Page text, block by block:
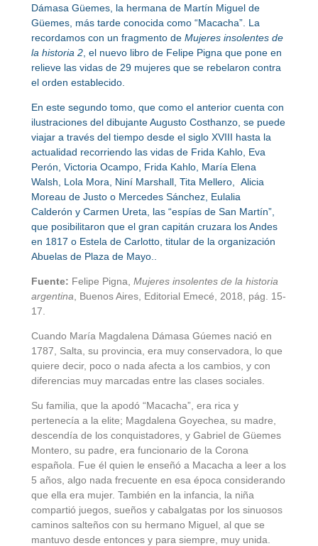
Dámasa Güemes, la hermana de Martín Miguel de
Güemes, más tarde conocida como “Macacha”. La
recordamos con un fragmento de Mujeres insolentes de
la historia 2 , el nuevo libro de Felipe Pigna que pone en
relieve las vidas de 29 mujeres que se rebelaron contra
el orden establecido.
En este segundo tomo, que como el anterior cuenta con
ilustraciones del dibujante Augusto Costhanzo, se puede
viajar a través del tiempo desde el siglo XVIII hasta la
actualidad recorriendo las vidas de Frida Kahlo, Eva
Perón, Victoria Ocampo, Frida Kahlo, María Elena
Walsh, Lola Mora, Niní Marshall, Tita Mellero, Alicia
Moreau de Justo o Mercedes Sánchez, Eulalia
Calderón y Carmen Ureta, las “espías de San Martín”,
que posibilitaron que el gran capitán cruzara los Andes
en 1817 o Estela de Carlotto, titular de la organización
Abuelas de Plaza de Mayo..
Fuente: Felipe Pigna, Mujeres insolentes de la historia
argentina , Buenos Aires, Editorial Emecé, 2018, pág. 15-
17.
Cuando María Magdalena Dámasa Gúemes nació en
1787, Salta, su provincia, era muy conservadora, lo que
quiere decir, poco o nada afecta a los cambios, y con
diferencias muy marcadas entre las clases sociales.
Su familia, que la apodó “Macacha”, era rica y
pertenecía a la elite; Magdalena Goyechea, su madre,
descendía de los conquistadores, y Gabriel de Güemes
Montero, su padre, era funcionario de la Corona
española. Fue él quien le enseñó a Macacha a leer a los
5 años, algo nada frecuente en esa época considerando
que ella era mujer. También en la infancia, la niña
compartió juegos, sueños y cabalgatas por los sinuosos
caminos salteños con su hermano Miguel, al que se
mantuvo desde entonces y para siempre, muy unida.